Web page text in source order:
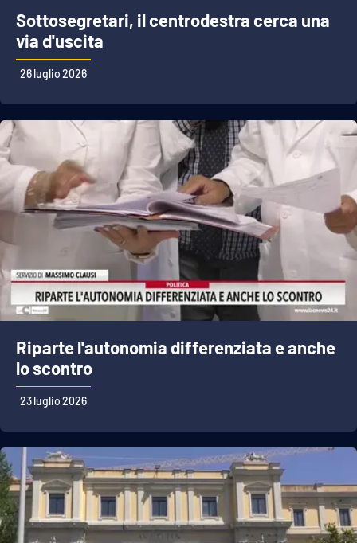
Sottosegretari, il centrodestra cerca una
via d'uscita
26 luglio 2026
Riparte l'autonomia differenziata e anche
lo scontro
23 luglio 2026